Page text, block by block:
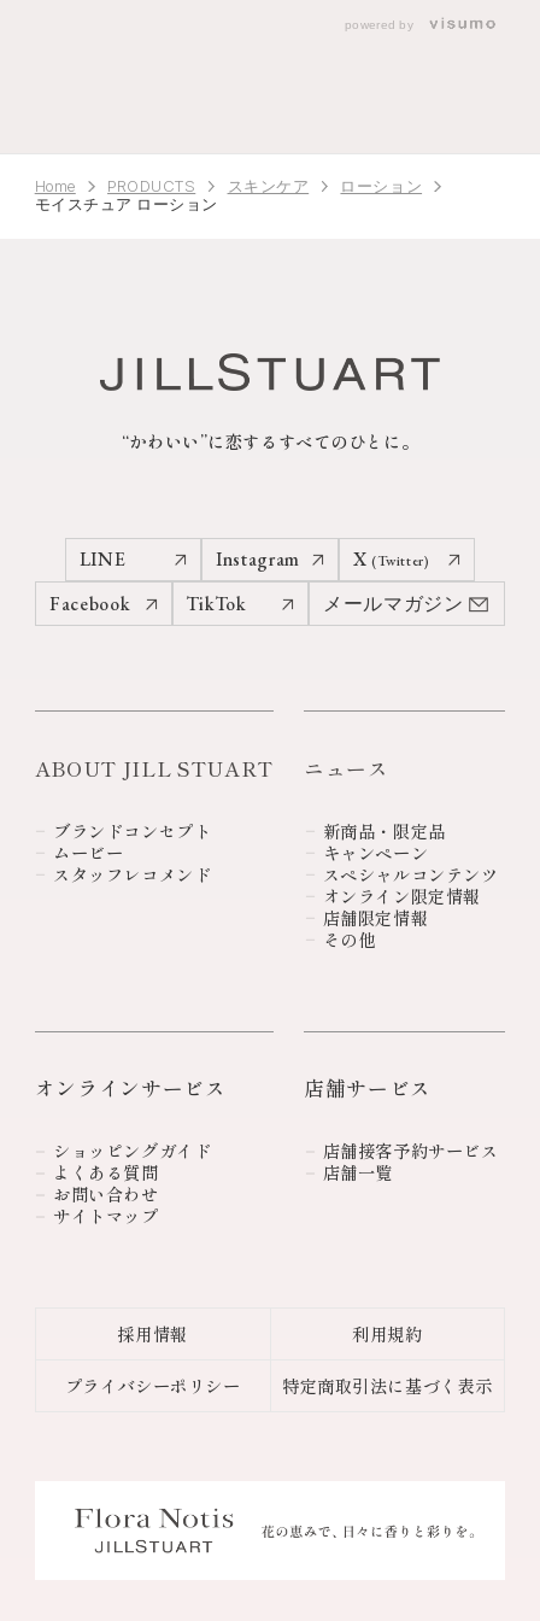
powered by
Home PRODUCTS スキンケア
ローション
モイスチュア ローション
“かわいい”に恋するすべてのひとに。
LINE Instagram X (Twitter)
Facebook TikTok メールマガジン
ABOUT JILL STUART
ブランドコンセプト
ムービー
スタッフレコメンド
ニュース
新商品・限定品
キャンペーン
スペシャルコンテンツ
オンライン限定情報
店舗限定情報
その他
オンラインサービス
ショッピングガイド
よくある質問
お問い合わせ
サイトマップ
店舗サービス
店舗接客予約サービス
店舗一覧
採用情報
プライバシーポリシー
利用規約
特定商取引法に基づく表示